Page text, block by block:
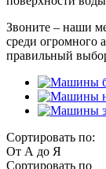
Звоните – наши
среди огромного
правильный
Сортировать по:
От А до Я
Сортировать по